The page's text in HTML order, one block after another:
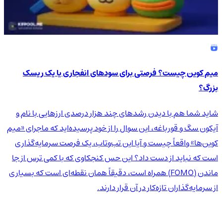
میم کوین چیست؟ فرصتی برای سودهای انفجاری یا یک ریسک
بزرگ؟
شاید شما هم با دیدن رشدهای چند هزار درصدی ارزهایی با نام و
آیکون سگ و قورباغه، این سوال را از خود پرسیده‌اید که ماجرای «میم
کوین‌ها» واقعاً چیست و آیا این تب‌وتاب، یک فرصت سرمایه‌گذاری
است که نباید از دست داد؟ این حس کنجکاوی که با کمی ترس از جا
ماندن (FOMO) همراه است، دقیقاً همان نقطه‌ای است که بسیاری
از سرمایه‌گذاران تازه‌کار در آن قرار دارند.